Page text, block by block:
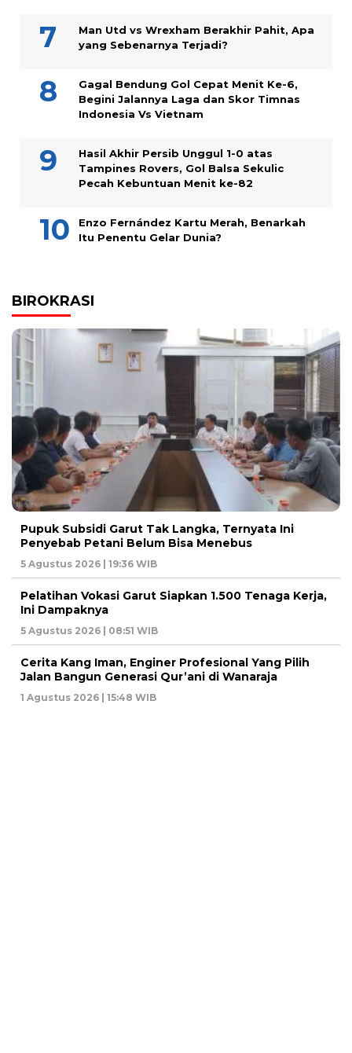
Man Utd vs Wrexham Berakhir Pahit, Apa
yang Sebenarnya Terjadi?
Gagal Bendung Gol Cepat Menit Ke-6,
Begini Jalannya Laga dan Skor Timnas
Indonesia Vs Vietnam
Hasil Akhir Persib Unggul 1-0 atas
Tampines Rovers, Gol Balsa Sekulic
Pecah Kebuntuan Menit ke-82
Enzo Fernández Kartu Merah, Benarkah
Itu Penentu Gelar Dunia?
BIROKRASI
Pupuk Subsidi Garut Tak Langka, Ternyata Ini
Penyebab Petani Belum Bisa Menebus
5 Agustus 2026 | 19:36 WIB
Pelatihan Vokasi Garut Siapkan 1.500 Tenaga Kerja,
Ini Dampaknya
5 Agustus 2026 | 08:51 WIB
Cerita Kang Iman, Enginer Profesional Yang Pilih
Jalan Bangun Generasi Qur’ani di Wanaraja
1 Agustus 2026 | 15:48 WIB